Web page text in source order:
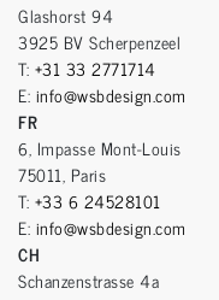
Glashorst 94
3925 BV Scherpenzeel
T: +31 33 2771714
E: info@wsbdesign.com
FR
6, Impasse Mont-Louis
75011, Paris
T: +33 6 24528101
E: info@wsbdesign.com
CH
Schanzenstrasse 4a